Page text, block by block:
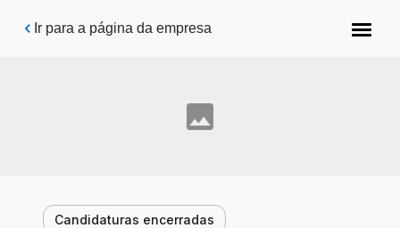
Pular para o conteúdo principal
Ir para a página da empresa
Candidaturas encerradas